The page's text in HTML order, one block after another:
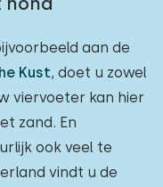
aan de
Kust, doet u zowel
viervoeter kan hier
zand. En
ook veel te
vindt u de